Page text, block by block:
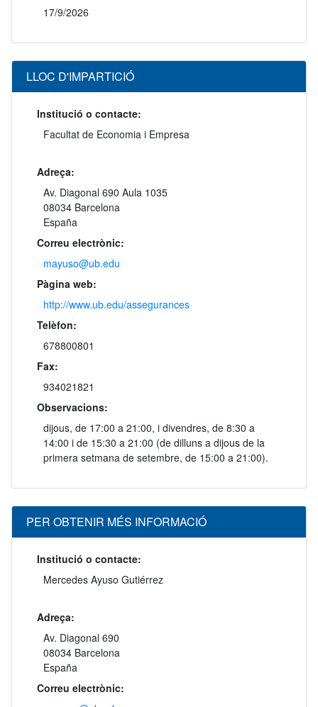
17/9/2026
LLOC D'IMPARTICIÓ
Institució o contacte:
Facultat de Economia i Empresa
Adreça:
Av. Diagonal 690 Aula 1035
08034 Barcelona
España
Correu electrònic:
mayuso@ub.edu
Pàgina web:
http://www.ub.edu/assegurances
Telèfon:
678800801
Fax:
934021821
Observacions:
dijous, de 17:00 a 21:00, i divendres, de 8:30 a
14:00 i de 15:30 a 21:00 (de dilluns a dijous de la
primera setmana de setembre, de 15:00 a 21:00).
PER OBTENIR MÉS INFORMACIÓ
Institució o contacte:
Mercedes Ayuso Gutiérrez
Adreça:
Av. Diagonal 690
08034 Barcelona
España
Correu electrònic: